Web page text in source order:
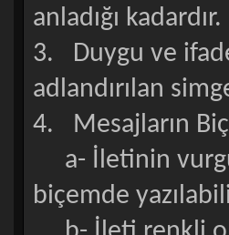
anladığı kadardır.
3. Duygu ve
adlandırılan
4. Mesajların
a- İletinin
biçemde